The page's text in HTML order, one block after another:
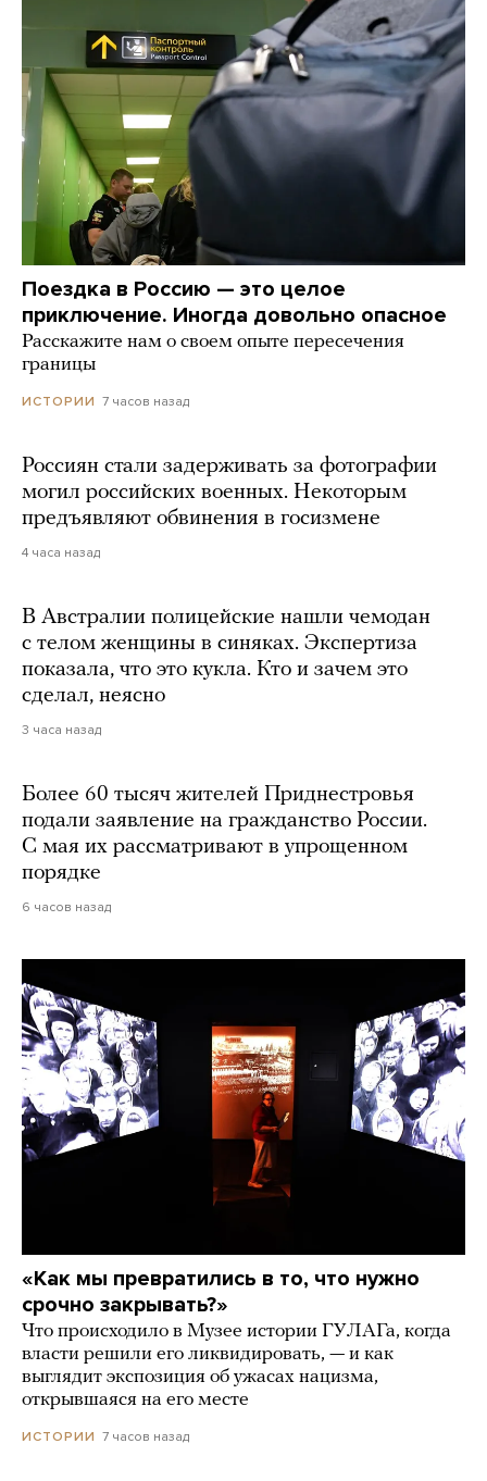
Поездка в Россию — это целое
приключение. Иногда довольно опасное
Расскажите нам о своем опыте пересечения
границы
ИСТОРИИ 7 часов назад
Россиян стали задерживать за фотографии
могил российских военных. Некоторым
предъявляют обвинения в госизмене
4 часа назад
В Австралии полицейские нашли чемодан
с телом женщины в синяках. Экспертиза
показала, что это кукла. Кто и зачем это
сделал, неясно
3 часа назад
Более 60 тысяч жителей Приднестровья
подали заявление на гражданство России.
С мая их рассматривают в упрощенном
порядке
6 часов назад
«Как мы превратились в то, что нужно
срочно закрывать?»
Что происходило в Музее истории ГУЛАГа, когда
власти решили его ликвидировать, — и как
выглядит экспозиция об ужасах нацизма,
открывшаяся на его месте
ИСТОРИИ 7 часов назад